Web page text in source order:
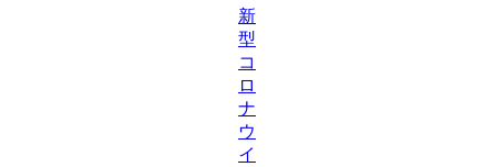
新
型
コ
ロ
ナ
ウ
イ